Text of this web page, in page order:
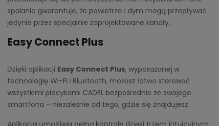
spalania gwarantuje, że powietrze i dym mogą przepływać
jedynie przez specjalnie zaprojektowane kanały.
Easy Connect Plus
Dzięki aplikacji Easy Connect Plus, wyposażonej w
technologię Wi-Fi i Bluetooth, możesz łatwo sterować
wszystkimi piecykami CADEL bezpośrednio ze swojego
smartfona – niezależnie od tego, gdzie się znajdujesz.
Aplikacja umożliwia pełną kontrolę dzięki trzem intuicyjnym